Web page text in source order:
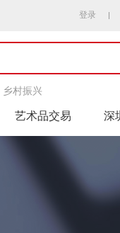
登录
乡村振兴
艺术品交易 深